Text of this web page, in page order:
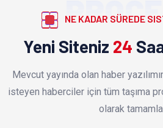
NE KADAR SÜREDE
Yeni Siteniz 24
Mevcut yayında olan haber
isteyen haberciler için tüm taşıma
olarak